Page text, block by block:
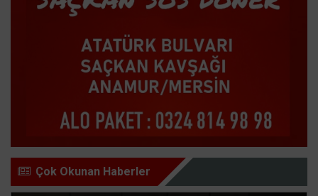
Çok Okunan Haberler